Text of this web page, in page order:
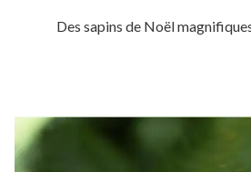
Des sapins de Noël